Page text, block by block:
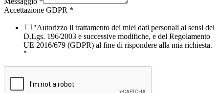
e
Accettazione GDPR *
"Autorizzo il trattamento dei miei dati personali ai sensi del
D.Lgs. 196/2003 e successive modifiche, e del Regolamento
UE 2016/679 (GDPR) al fine di rispondere alla mia richiesta.
"